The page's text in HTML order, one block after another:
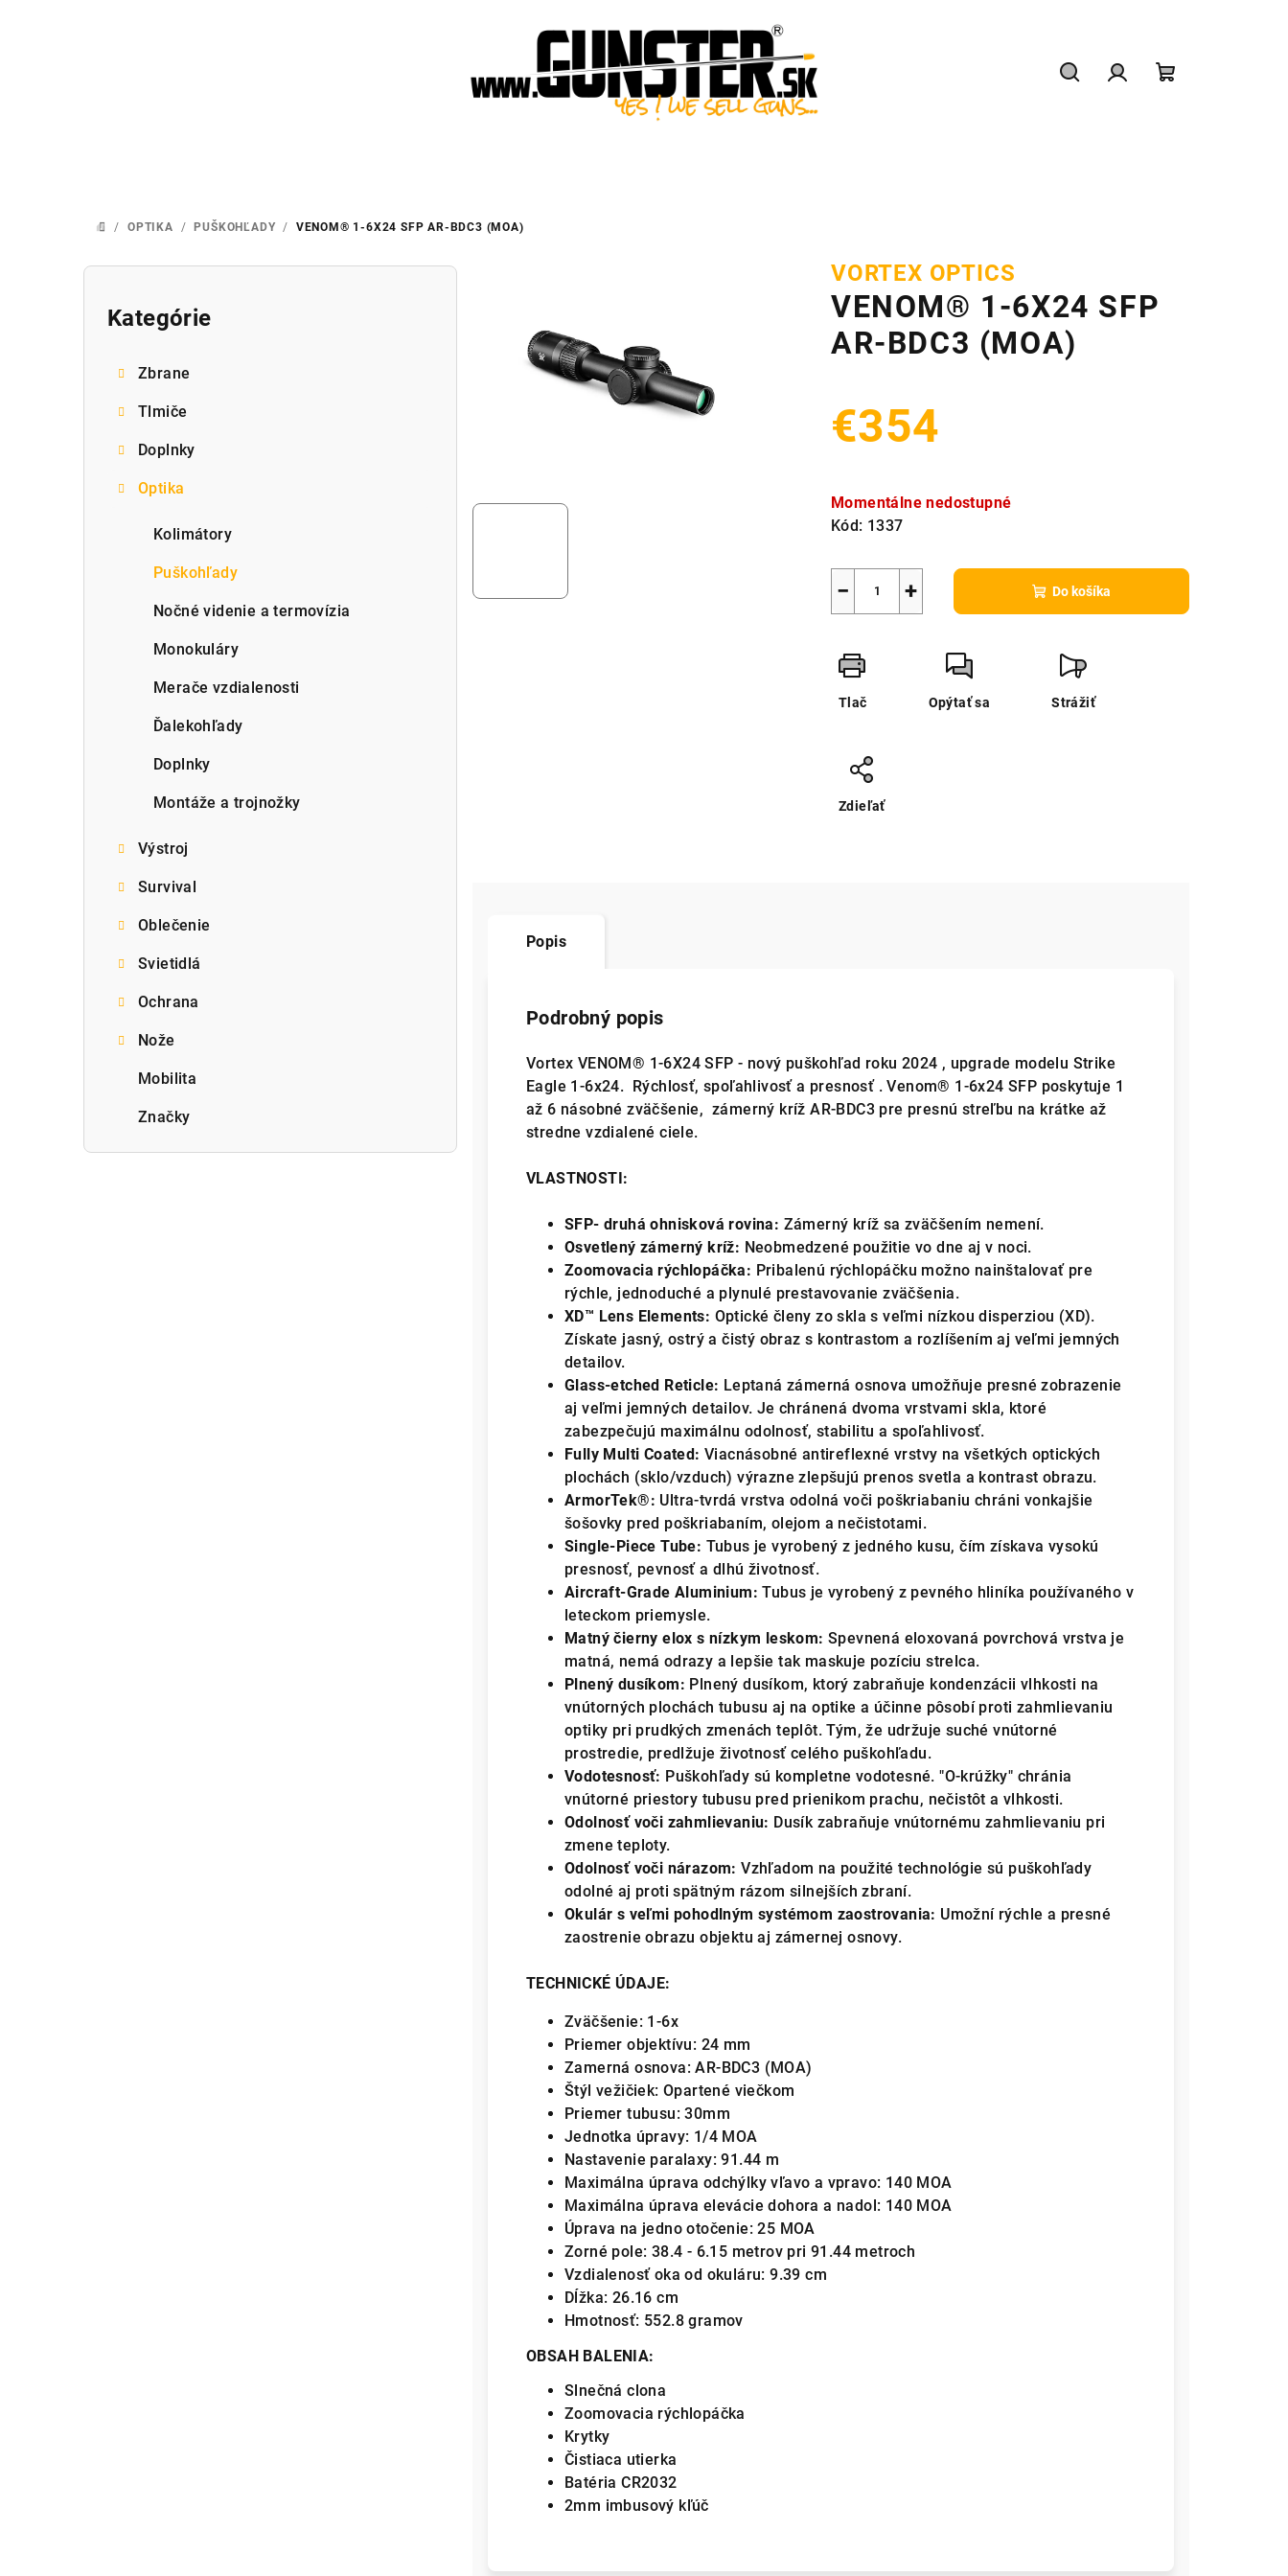
DOMOV
/ OPTIKA / PUŠKOHĽADY / VENOM® 1-6X24 SFP AR-BDC3 (MOA)
B
Preskočiť
Kategórie
Zbrane
Tlmiče
Doplnky
Optika
Kolimátory
Puškohľady
Nočné videnie a termovízia
Monokuláry
Merače vzdialenosti
Ďalekohľady
Doplnky
Montáže a trojnožky
Výstroj
Survival
Oblečenie
Svietidlá
Ochrana
Nože
Mobilita
Značky
VORTEX OPTICS
VENOM® 1-6X24 SFP
AR-BDC3 (MOA)
€354
cena:
Momentálne nedostupné
Kód: 1337
+
− Do košíka
Tlač Opýtať sa Strážiť
Zdieľať
Popis
Podrobný popis
Vortex VENOM® 1-6X24 SFP - nový puškohľad roku 2024 , upgrade modelu Strike
Eagle 1-6x24. Rýchlosť, spoľahlivosť a presnosť . Venom® 1-6x24 SFP poskytuje 1
až 6 násobné zväčšenie, zámerný kríž AR-BDC3 pre presnú streľbu na krátke až
stredne vzdialené ciele.
VLASTNOSTI:
SFP- druhá ohnisková rovina: Zámerný kríž sa zväčšením nemení.
Osvetlený zámerný kríž: Neobmedzené použitie vo dne aj v noci.
Zoomovacia rýchlopáčka: Pribalenú rýchlopáčku možno nainštalovať pre
rýchle, jednoduché a plynulé prestavovanie zväčšenia.
XD™ Lens Elements: Optické členy zo skla s veľmi nízkou disperziou (XD).
Získate jasný, ostrý a čistý obraz s kontrastom a rozlíšením aj veľmi jemných
detailov.
Glass-etched Reticle: Leptaná zámerná osnova umožňuje presné zobrazenie
aj veľmi jemných detailov. Je chránená dvoma vrstvami skla, ktoré
zabezpečujú maximálnu odolnosť, stabilitu a spoľahlivosť.
Fully Multi Coated: Viacnásobné antireflexné vrstvy na všetkých optických
plochách (sklo/vzduch) výrazne zlepšujú prenos svetla a kontrast obrazu.
ArmorTek®: Ultra-tvrdá vrstva odolná voči poškriabaniu chráni vonkajšie
šošovky pred poškriabaním, olejom a nečistotami.
Single-Piece Tube: Tubus je vyrobený z jedného kusu, čím získava vysokú
presnosť, pevnosť a dlhú životnosť.
Aircraft-Grade Aluminium: Tubus je vyrobený z pevného hliníka používaného v
leteckom priemysle.
Matný čierny elox s nízkym leskom: Spevnená eloxovaná povrchová vrstva je
matná, nemá odrazy a lepšie tak maskuje pozíciu strelca.
Plnený dusíkom: Plnený dusíkom, ktorý zabraňuje kondenzácii vlhkosti na
vnútorných plochách tubusu aj na optike a účinne pôsobí proti zahmlievaniu
optiky pri prudkých zmenách teplôt. Tým, že udržuje suché vnútorné
prostredie, predlžuje životnosť celého puškohľadu.
Vodotesnosť: Puškohľady sú kompletne vodotesné. "O-krúžky" chránia
vnútorné priestory tubusu pred prienikom prachu, nečistôt a vlhkosti.
Odolnosť voči zahmlievaniu: Dusík zabraňuje vnútornému zahmlievaniu pri
zmene teploty.
Odolnosť voči nárazom: Vzhľadom na použité technológie sú puškohľady
odolné aj proti spätným rázom silnejších zbraní.
Okulár s veľmi pohodlným systémom zaostrovania: Umožní rýchle a presné
zaostrenie obrazu objektu aj zámernej osnovy.
TECHNICKÉ ÚDAJE:
Zväčšenie: 1-6x
Priemer objektívu: 24 mm
Zamerná osnova:AR-BDC3 (MOA)
Štýl vežičiek: Opartené viečkom
Priemer tubusu:30mm
Jednotka úpravy: 1/4 MOA
Nastavenie paralaxy: 91.44 m
Maximálna úprava odchýlky vľavo a vpravo: 140 MOA
Maximálna úprava elevácie dohora a nadol: 140 MOA
Úprava na jedno otočenie:25 MOA
Zorné pole: 38.4 - 6.15 metrov pri91.44 metroch
Vzdialenosť oka od okuláru:9.39 cm
Dĺžka: 26.16 cm
Hmotnosť: 552.8 gramov
OBSAH BALENIA:
Slnečná clona
Zoomovacia rýchlopáčka
Krytky
Čistiaca utierka
Batéria CR2032
2mm imbusový kľúč